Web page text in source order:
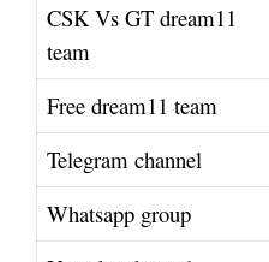
CSK Vs GT dream11
team
Free dream11 team
Telegram channel
Whatsapp group